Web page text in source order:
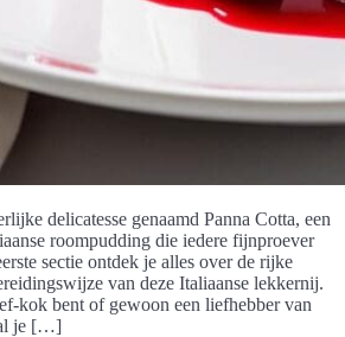
delicatesse genaamd Panna Cotta, een
roompudding die iedere fijnproever
sectie ontdek je alles over de rijke
van deze Italiaanse lekkernij.
kok bent of gewoon een liefhebber van
je […]